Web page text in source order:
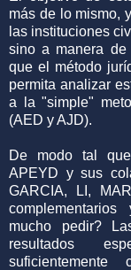
más de lo mismo,
las instituciones
sino a manera de
que el método
permita analizar
a la "simple"
(AED y AJD).
De modo tal
APEYD y sus
GARCIA, LI,
mucho pedir?
resultados
suficientemente